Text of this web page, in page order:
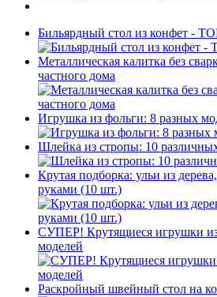
Бильярдный стол из конфет -
Металлическая калитка без
частного дома
Игрушка из фольги: 8 разных
Шлейка из стропы: 10
Крутая подборка: ульи из
руками (10 шт.)
СУПЕР! Крутящиеся игрушки из
моделей
Раскройный швейный стол на